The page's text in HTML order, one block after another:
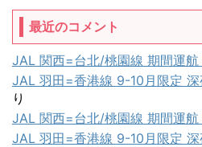
最近のコメント
JAL 関西=台北/桃園線 期間運航
JAL 羽田=香港線 9-10月限定 深
り
JAL 関西=台北/桃園線 期間運航
JAL 羽田=香港線 9-10月限定 深